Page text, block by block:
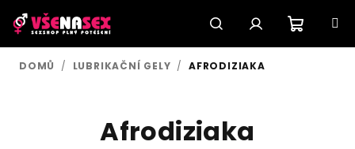
na
obsah
HledatPřihlášení
DOMŮ / LUBRIKAČNÍ GELY / AFRODIZIAKA
Afrodiziaka